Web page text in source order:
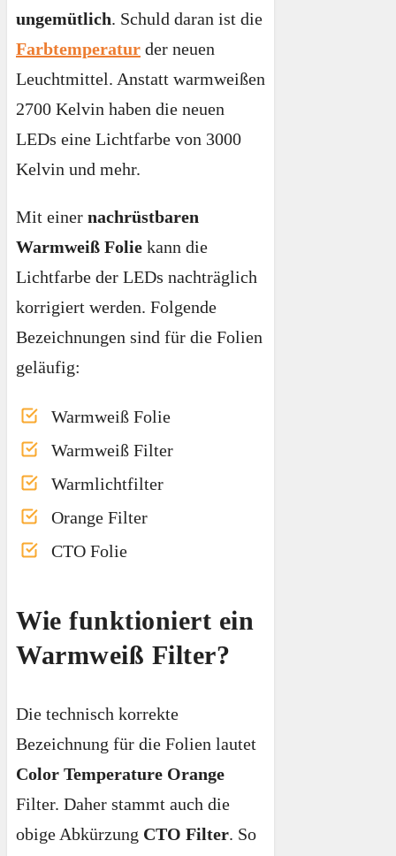
ungemütlich. Schuld daran ist die
Farbtemperatur der neuen
Leuchtmittel. Anstatt warmweißen
2700 Kelvin haben die neuen
LEDs eine Lichtfarbe von 3000
Kelvin und mehr.
Mit einer nachrüstbaren
Warmweiß Folie kann die
Lichtfarbe der LEDs nachträglich
korrigiert werden. Folgende
Bezeichnungen sind für die Folien
geläufig:
Warmweiß Folie
Warmweiß Filter
Warmlichtfilter
Orange Filter
CTO Folie
Wie funktioniert ein
Warmweiß Filter?
Die technisch korrekte
Bezeichnung für die Folien lautet
Color Temperature Orange
Filter. Daher stammt auch die
obige Abkürzung CTO Filter. So